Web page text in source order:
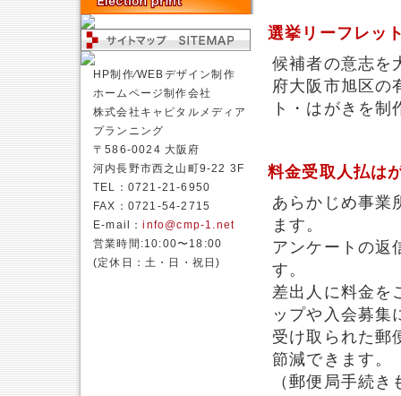
選挙リーフレッ
候補者の意志を
府大阪市旭区の
ト・はがきを制
料金受取人払は
あらかじめ事業
ます。
アンケートの返
す。
差出人に料金を
ップや入会募集
受け取られた郵
節減できます。
（郵便局手続
HP制作⁄WEBデザイン制作
ホームページ制作会社
株式会社キャピタルメディア
プランニング
〒586-0024 大阪府
河内長野市西之山町9-22 3F
TEL：0721-21-6950
FAX：0721-54-2715
E-mail：info@cmp-1.net
営業時間:10:00〜18:00
(定休日：土・日・祝日)